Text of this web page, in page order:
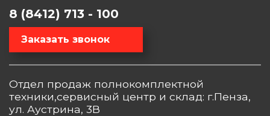
8 (8412) 713 - 100
Заказать звонок
Отдел продаж полнокомплектной
техники,сервисный центр и склад: г.Пенза,
ул. Аустрина, 3В